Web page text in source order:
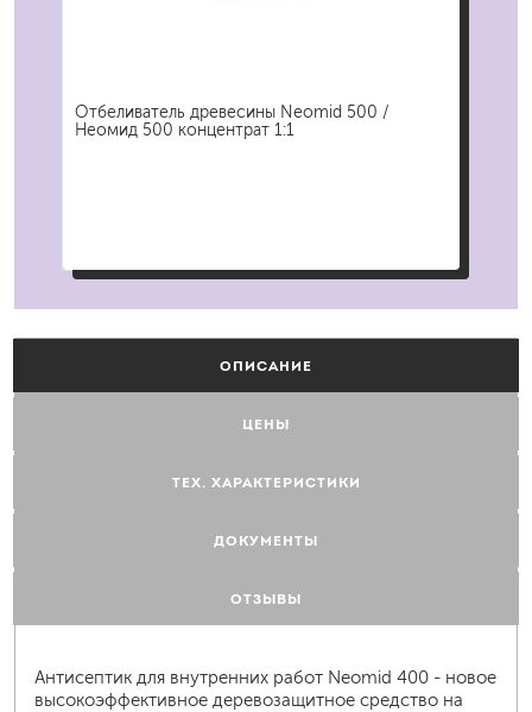
Отбеливатель древесины Neomid 500 /
Неомид 500 концентрат 1:1
ОПИСАНИЕ
ЦЕНЫ
ТЕХ. ХАРАКТЕРИСТИКИ
ДОКУМЕНТЫ
ОТЗЫВЫ
Антисептик для внутренних работ Neomid 400 - новое
высокоэффективное деревозащитное средство на